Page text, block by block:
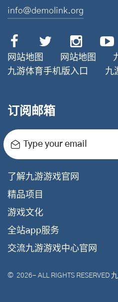
info@demolink.org
网站地图
网站地图
九游体育手机版入口
九
订阅邮箱
Type your email
了解九游游戏官网
精品项目
游戏文化
全站app服务
交流九游游戏中心官网
© 2026- ALL RIGHTS RESERVED